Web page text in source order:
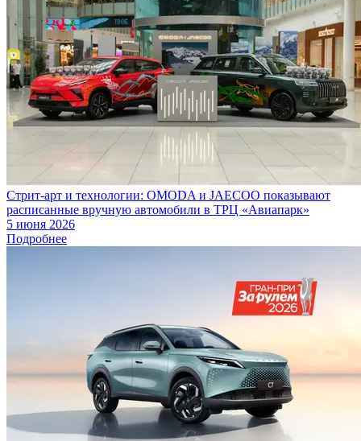
Стрит-арт и технологии: OMODA и JAECOO показывают
расписанные вручную автомобили в ТРЦ «Авиапарк»
5 июня 2026
Подробнее